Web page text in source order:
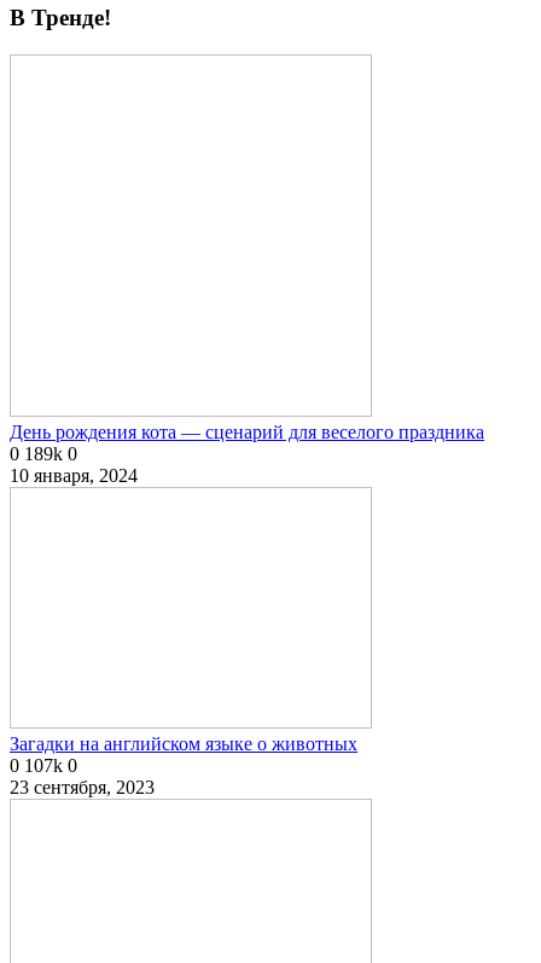
В Тренде!
День рождения кота — сценарий для веселого праздника
0 189k 0
10 января, 2024
Загадки на английском языке о животных
0 107k 0
23 сентября, 2023